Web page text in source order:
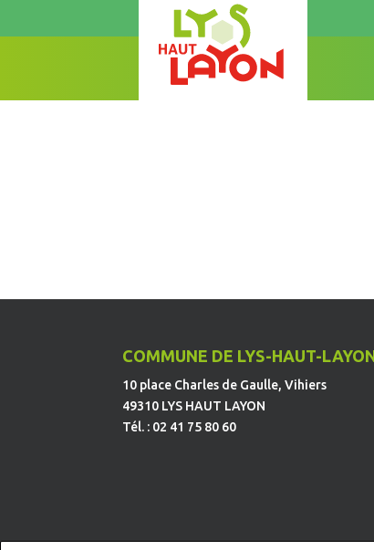
COMMUNE DE LYS-HAUT-
10 place Charles de Gaulle, Vihiers
49310 LYS HAUT LAYON
Tél. : 02 41 75 80 60